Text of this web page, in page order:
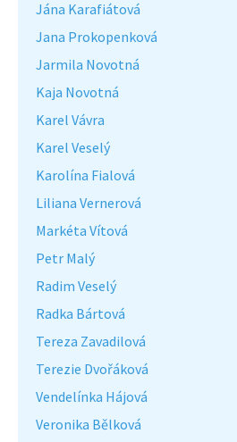
Jána Karafiátová
Jana Prokopenková
Jarmila Novotná
Kaja Novotná
Karel Vávra
Karel Veselý
Karolína Fialová
Liliana Vernerová
Markéta Vítová
Petr Malý
Radim Veselý
Radka Bártová
Tereza Zavadilová
Terezie Dvořáková
Vendelínka Hájová
Veronika Bělková